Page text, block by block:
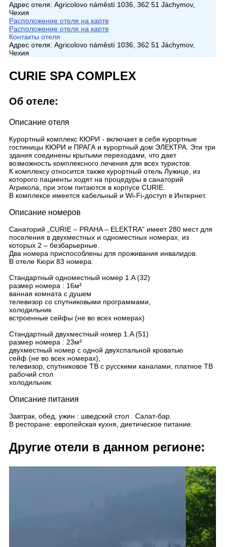
Адрес отеля: Agricolovo náměstí 1036, 362 51 Jáchymov,
Чехия
Расположение отеля на карте
Расположение отеля на карте
Контакты отеля
Адрес отеля: Agricolovo náměstí 1036, 362 51 Jáchymov,
Чехия
CURIE SPA COMPLEX
Об отеле:
Описание отеля
Курортный комплекс КЮРИ - включает в себя курортные
гостиницы КЮРИ и ПРАГА и курортный дом ЭЛЕКТРА. Эти три
здания соединены крытыми переходами, что дает
возможность комплексного лечения для всех туристов.
К комплексу относится также курортный отель Лужице, из
которого пациенты ходят на процедуры в санаторий
Агрикола, при этом питаются в корпусе CURIE.
В комплексe имеется кабельный и Wi-Fi-доступ в Интернет.
Описание номеров
Санаторий „CURIE – PRAHA – ELEKTRA“ имеет 280 мест для
поселения в двухместных и одноместных номерах, из
которых 2 – безбарьерные.
Два номера приспособлены для проживания инвалидов.
В отеле Кюри 83 номера:
Стандартный одноместный номер 1.A (32)
размер номера : 16м²
ванная комната с душем
телевизор со спутниковыми программами,
холодильник
встроенные сейфы (не во всех номерах)
Стандартный двухместный номер 1.A (51)
размер номера : 23м²
двухместный номер с одной двухспальной кроватью
сейф (не во всех номерах),
телевизор, спутниковое ТВ с русскими каналами, платное ТВ
рабочий стол
холодильник
Описание питания
Завтрак, обед, ужин : шведский стол . Салат-бар.
В ресторане: европейская кухня, диетическое питание.
Другие отели в данном регионе: